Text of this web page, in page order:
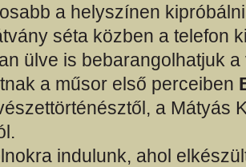
a helyszínen
séta közben a telefon
ülve is bebarangolhatjuk
a műsor első perceiben
a Mátyás
indulunk, ahol